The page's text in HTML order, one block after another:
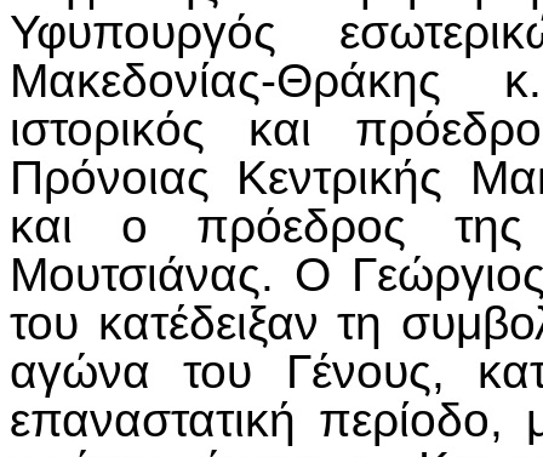
Υφυπουργός
Μακεδονίας-
ιστορικός και
Πρόνοιας Κεντρικής
και ο πρόεδρος
Μουτσιάνας. Ο
του κατέδειξαν τη
αγώνα του Γένους,
επαναστατική